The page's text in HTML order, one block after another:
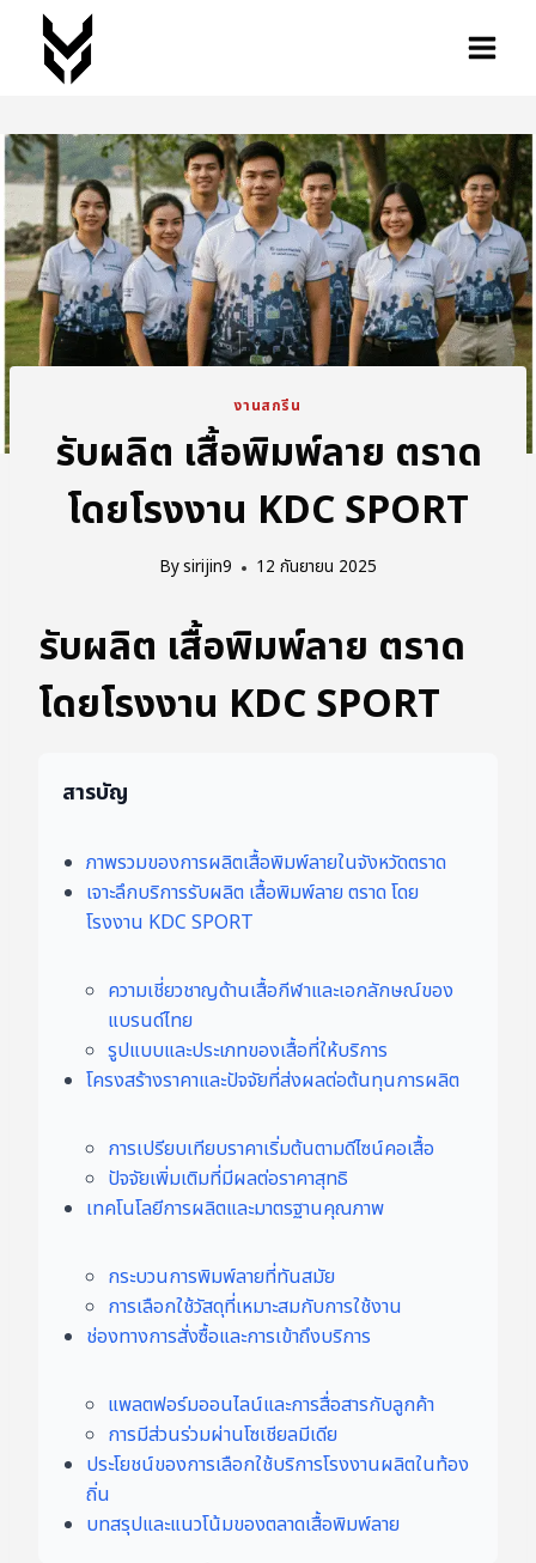
งานสกรีน
รับผลิต เสื้อพิมพ์ลาย ตราด
โดยโรงงาน KDC SPORT
Bysirijin9 12 กันยายน 2025
รับผลิต เสื้อพิมพ์ลาย ตราด
โดยโรงงาน KDC SPORT
สารบัญ
ภาพรวมของการผลิตเสื้อพิมพ์ลายในจังหวัดตราด
เจาะลึกบริการรับผลิต เสื้อพิมพ์ลาย ตราด โดย
โรงงาน KDC SPORT
ความเชี่ยวชาญด้านเสื้อกีฬาและเอกลักษณ์ของ
แบรนด์ไทย
รูปแบบและประเภทของเสื้อที่ให้บริการ
โครงสร้างราคาและปัจจัยที่ส่งผลต่อต้นทุนการผลิต
การเปรียบเทียบราคาเริ่มต้นตามดีไซน์คอเสื้อ
ปัจจัยเพิ่มเติมที่มีผลต่อราคาสุทธิ
เทคโนโลยีการผลิตและมาตรฐานคุณภาพ
กระบวนการพิมพ์ลายที่ทันสมัย
การเลือกใช้วัสดุที่เหมาะสมกับการใช้งาน
ช่องทางการสั่งซื้อและการเข้าถึงบริการ
แพลตฟอร์มออนไลน์และการสื่อสารกับลูกค้า
การมีส่วนร่วมผ่านโซเชียลมีเดีย
ประโยชน์ของการเลือกใช้บริการโรงงานผลิตในท้อง
ถิ่น
บทสรุปและแนวโน้มของตลาดเสื้อพิมพ์ลาย